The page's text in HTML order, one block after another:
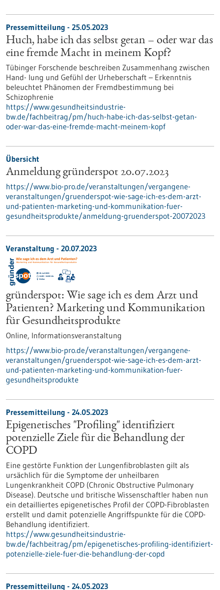
Pressemitteilung - 25.05.2023
Huch, habe ich das selbst getan – oder war das
eine fremde Macht in meinem Kopf?
Tübinger Forschende beschreiben Zusammenhang zwischen
Hand- lung und Gefühl der Urheberschaft – Erkenntnis
beleuchtet Phänomen der Fremdbestimmung bei
Schizophrenie
https://www.gesundheitsindustrie-
bw.de/fachbeitrag/pm/huch-habe-ich-das-selbst-getan-
oder-war-das-eine-fremde-macht-meinem-kopf
Übersicht
Anmeldung gründerspot 20.07.2023
https://www.bio-pro.de/veranstaltungen/vergangene-
veranstaltungen/gruenderspot-wie-sage-ich-es-dem-arzt-
und-patienten-marketing-und-kommunikation-fuer-
gesundheitsprodukte/anmeldung-gruenderspot-20072023
Veranstaltung - 20.07.2023
gründerspot: Wie sage ich es dem Arzt und
Patienten? Marketing und Kommunikation
für Gesundheitsprodukte
Online, Informationsveranstaltung
https://www.bio-pro.de/veranstaltungen/vergangene-
veranstaltungen/gruenderspot-wie-sage-ich-es-dem-arzt-
und-patienten-marketing-und-kommunikation-fuer-
gesundheitsprodukte
Pressemitteilung - 24.05.2023
Epigenetisches "Profiling" identifiziert
potenzielle Ziele für die Behandlung der
COPD
Eine gestörte Funktion der Lungenfibroblasten gilt als
ursächlich für die Symptome der unheilbaren
Lungenkrankheit COPD (Chronic Obstructive Pulmonary
Disease). Deutsche und britische Wissenschaftler haben nun
ein detailliertes epigenetisches Profil der COPD-Fibroblasten
erstellt und damit potenzielle Angriffspunkte für die COPD-
Behandlung identifiziert.
https://www.gesundheitsindustrie-
bw.de/fachbeitrag/pm/epigenetisches-profiling-identifiziert-
potenzielle-ziele-fuer-die-behandlung-der-copd
Pressemitteilung - 24.05.2023